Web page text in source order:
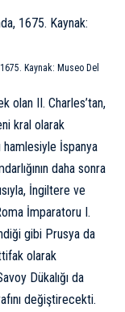
Kaynak: Museo Del
olan II. Charles’tan,
kral olarak
hamlesiyle İspanya
daha sonra
İngiltere ve
İmparatoru I.
gibi Prusya da
olarak
Dükalığı da
değiştirecekti.